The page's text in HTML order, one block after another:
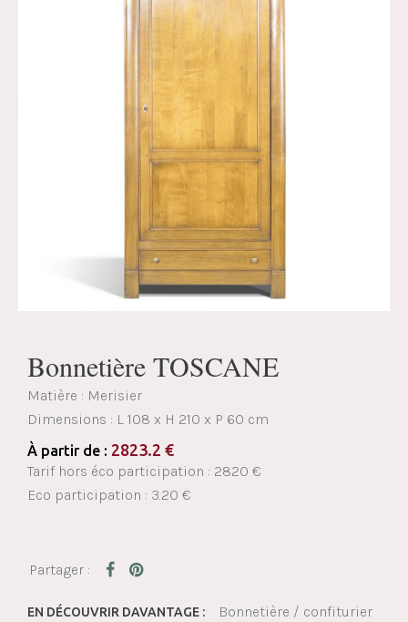
Bonnetière TOSCANE
Matière : Merisier
Dimensions : L 108 x H 210 x P 60 cm
À partir de : 2823.2 €
Tarif hors éco participation : 2820 €
Eco participation : 3.20 €
EN DÉCOUVRIR DAVANTAGE : Bonnetière / confiturier